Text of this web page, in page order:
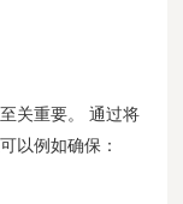
关重要。 通过将
以例如确保：